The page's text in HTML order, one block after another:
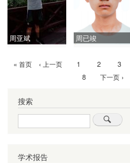
周亚斌 周已竣
首
« 首页
前
‹ 上一页 Page
1 Page
2 Page
3
Page
8
下
下一页 ›
搜索
Search
学术报告